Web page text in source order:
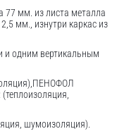
77 мм. из листа металла
мм., изнутри каркас из
и одним вертикальным
шумоизоляция).